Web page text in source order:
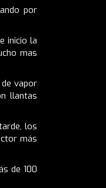
por
inicio la
mas
vapor
llantas
los
más
de 100